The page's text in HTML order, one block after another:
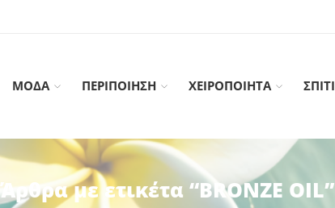
ΜΟΔΑ ΠΕΡΙΠΟΙΗΣΗ ΧΕΙΡΟΠΟΙΗΤΑ ΣΠΙΤΙ
Άρθρα με ετικέτα “BRONZE OIL”